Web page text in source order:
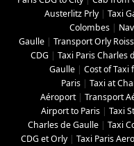
Austerlitz Prly| Taxi
Colombes |
Gaulle | Transport Orly
CDG | Taxi Paris Charles
Gaulle | Cost of Taxi
Paris | Taxi at
Aéroport| Transport
Airport to Paris | Taxi
Charles de Gaulle | Taxi
CDG et Orly| Taxi Paris